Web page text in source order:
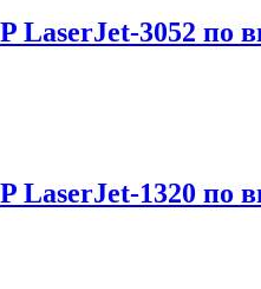
3052 по
1320 по